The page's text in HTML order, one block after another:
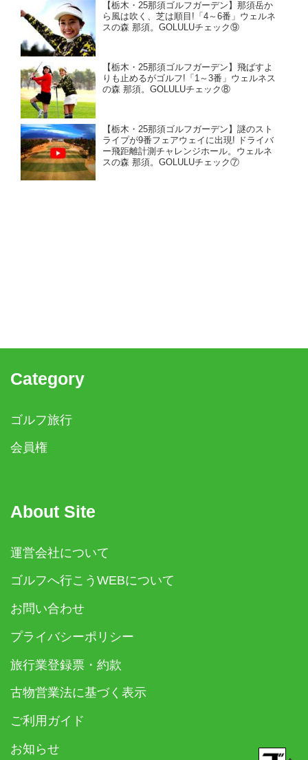
【栃木・25那須ゴルフガーデン】那須岳か
ら風は吹く、芝は順目!「4～6番」ウェルネ
スの森 那須。GOLULUチェック⑨
【栃木・25那須ゴルフガーデン】飛ばすよ
りも止めるがゴルフ!「1～3番」ウェルネス
の森 那須。GOLULUチェック⑧
【栃木・25那須ゴルフガーデン】謎のスト
ライプが9番フェアウェイに出現! ドライバ
ー飛距離計測チャレンジホール。ウェルネ
スの森 那須。GOLULUチェック⑦
Category
ゴルフ旅行
会員権
About Site
運営会社について
ゴルフへ行こうWEBについて
お問い合わせ
プライバシーポリシー
旅行業登録票・約款
古物営業法に基づく表示
ご利用ガイド
お知らせ